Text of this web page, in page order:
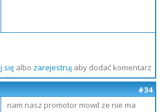
sięalbo zarejestruj aby dodać komentarz
#34
nam nasz promotor mowil ze nie ma